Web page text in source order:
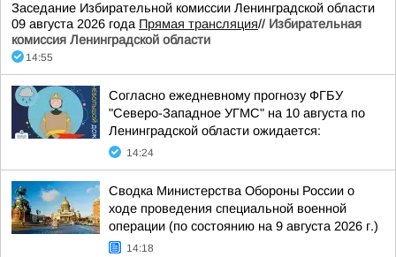
Заседание Избирательной комиссии Ленинградской области
09 августа 2026 года Прямая трансляция// Избирательная
комиссия Ленинградской области
14:55
Согласно ежедневному прогнозу ФГБУ
"Северо-Западное УГМС" на 10 августа по
Ленинградской области ожидается:
14:24
Сводка Министерства Обороны России о
ходе проведения специальной военной
операции (по состоянию на 9 августа 2026 г.)
14:18